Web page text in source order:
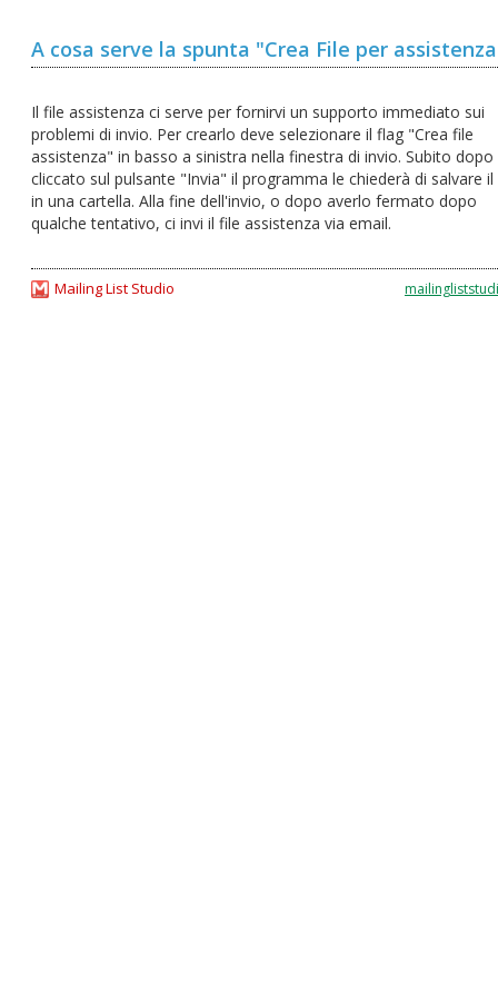
A cosa serve la spunta "Crea File per
Il file assistenza ci serve per fornirvi un supporto immediato sui
problemi di invio. Per crearlo deve selezionare il flag "Crea file
assistenza" in basso a sinistra nella finestra di invio. Subito dopo
cliccato sul pulsante "Invia" il programma le chiederà di salvare il
in una cartella. Alla fine dell'invio, o dopo averlo fermato dopo
qualche tentativo, ci invi il file assistenza via email.
Mailing List Studio